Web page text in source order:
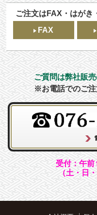
ご注文はFAX・はがき
FAX
ご質問は弊社販
※お電話でのご
受付：午前
（土・日